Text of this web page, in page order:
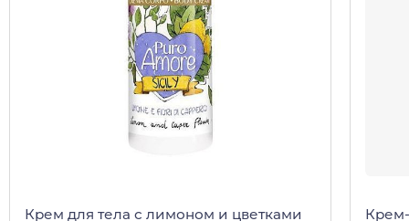
Крем для тела с лимоном и цветками